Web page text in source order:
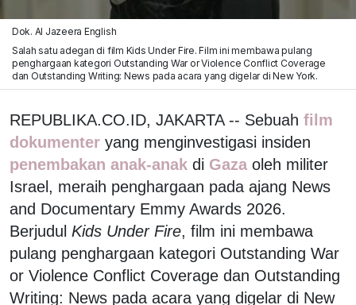
Dok. Al Jazeera English
Salah satu adegan di film Kids Under Fire. Film ini membawa pulang
penghargaan kategori Outstanding War or Violence Conflict Coverage
dan Outstanding Writing: News pada acara yang digelar di New York.
REPUBLIKA.CO.ID, JAKARTA -- Sebuah film
dokumenter yang menginvestigasi insiden
penembakan anak-anak di Gaza oleh militer
Israel, meraih penghargaan pada ajang News
and Documentary Emmy Awards 2026.
Berjudul Kids Under Fire, film ini membawa
pulang penghargaan kategori Outstanding War
or Violence Conflict Coverage dan Outstanding
Writing: News pada acara yang digelar di New